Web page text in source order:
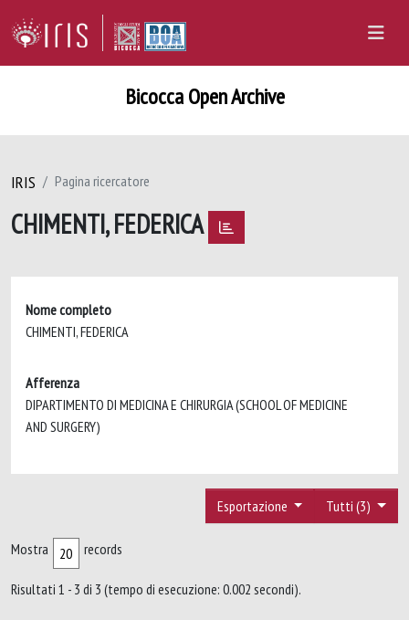
Bicocca Open Archive
IRIS Pagina ricercatore
CHIMENTI, FEDERICA
Nome completo
CHIMENTI, FEDERICA
Afferenza
DIPARTIMENTO DI MEDICINA E CHIRURGIA (SCHOOL OF MEDICINE
AND SURGERY)
Tutti (3)
Esportazione
Mostra records
Risultati 1 - 3 di 3 (tempo di esecuzione: 0.002 secondi).